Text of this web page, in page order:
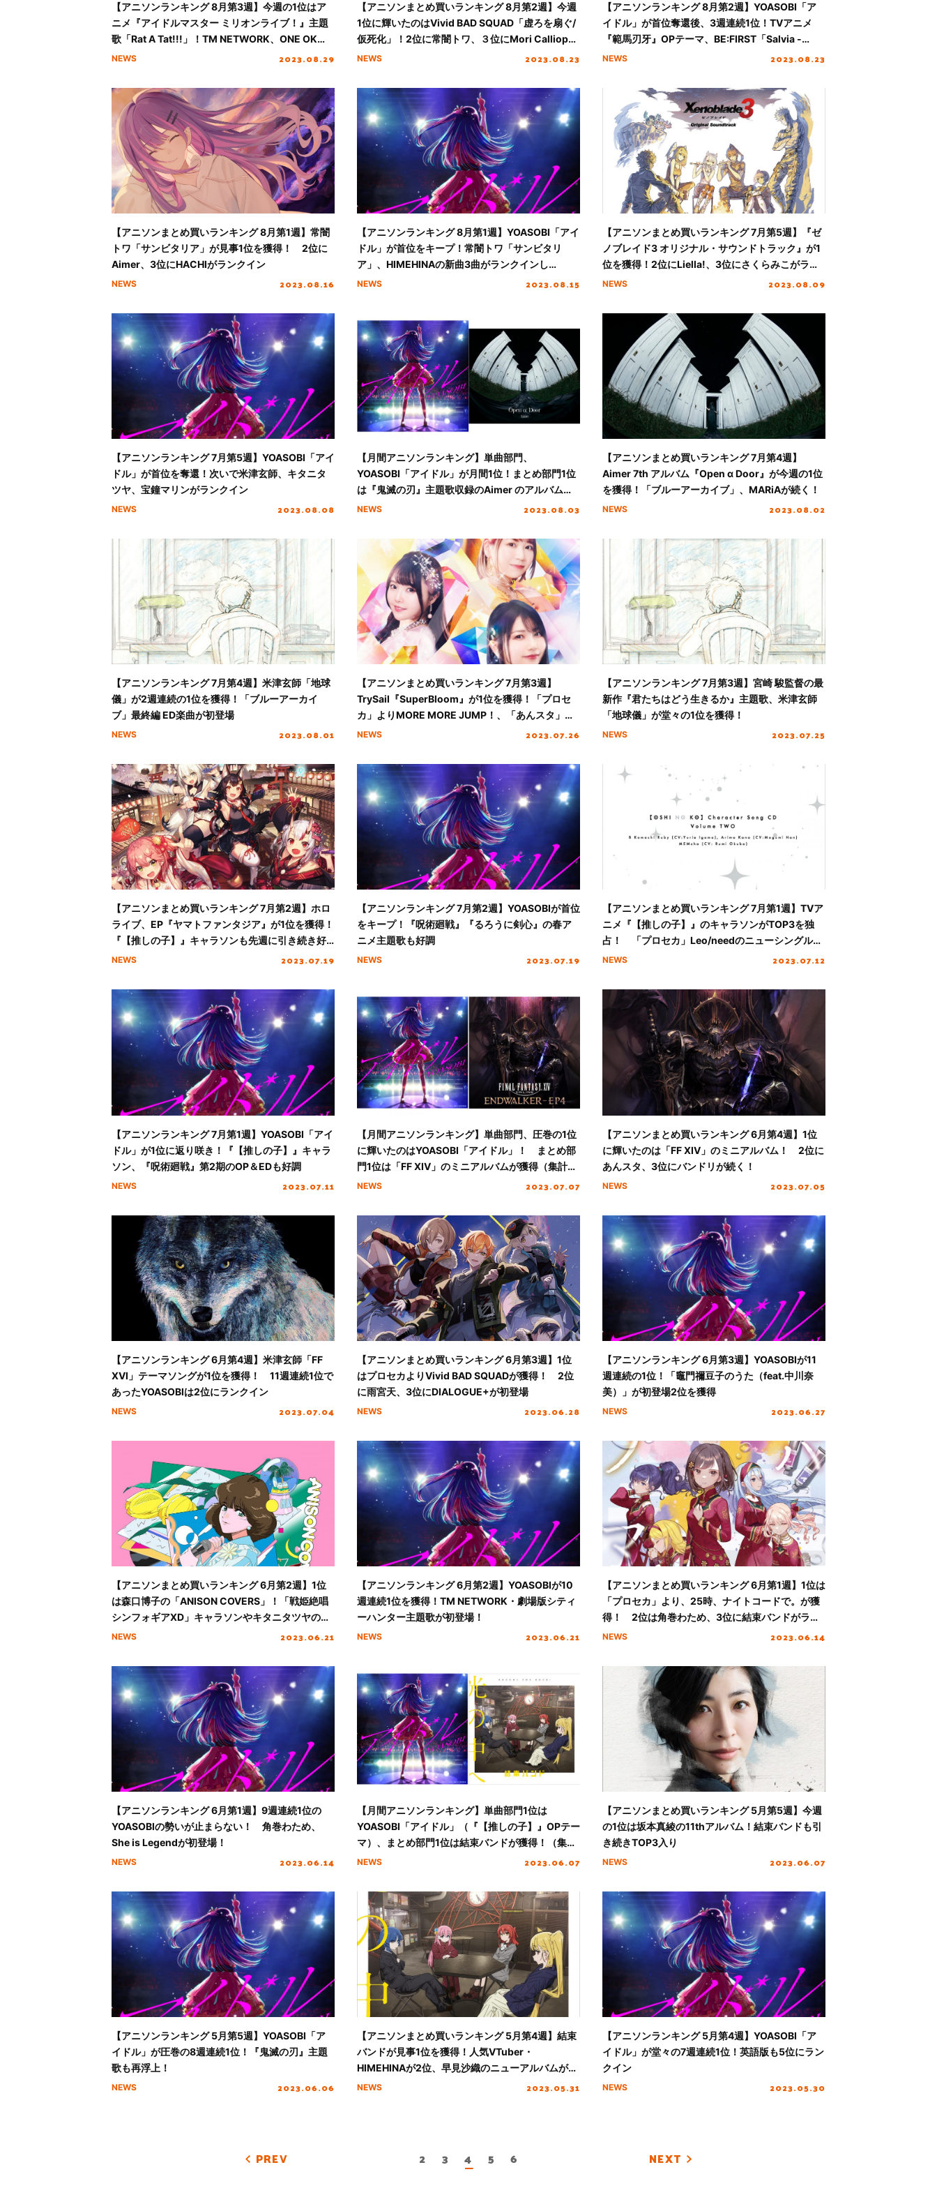
【アニソンランキング 8月第3週】今週の1位はア
ニメ『アイドルマスター ミリオンライブ！』主題
歌「Rat A Tat!!!」！TM NETWORK、ONE OK
ROCKが初登場TOP10入り
NEWS 2023.08.29
【アニソンまとめ買いランキング 8月第2週】今週
1位に輝いたのはVivid BAD SQUAD「虚ろを扇ぐ/
仮死化」！2位に常闇トワ、３位にMori Calliope
がランクイン
NEWS 2023.08.23
【アニソンランキング 8月第2週】YOASOBI「ア
イドル」が首位奪還後、3週連続1位！TVアニメ
『範馬刃牙』OPテーマ、BE:FIRST「Salvia -
Anime Size-」初登場4位を獲得
NEWS 2023.08.23
【アニソンまとめ買いランキング 8月第1週】常闇
トワ「サンビタリア」が見事1位を獲得！ 2位に
Aimer、3位にHACHIがランクイン
NEWS 2023.08.16
【アニソンランキング 8月第1週】YOASOBI「アイ
ドル」が首位をキープ！常闇トワ「サンビタリ
ア」、HIMEHINAの新曲3曲がランクインし
VTuber楽曲が好調の週に
NEWS 2023.08.15
【アニソンまとめ買いランキング 7月第5週】『ゼ
ノブレイド3 オリジナル・サウンドトラック』が1
位を獲得！2位にLiella!、3位にさくらみこがラン
クイン
NEWS 2023.08.09
【アニソンランキング 7月第5週】YOASOBI「アイ
ドル」が首位を奪還！次いで米津玄師、キタニタ
ツヤ、宝鐘マリンがランクイン
NEWS 2023.08.08
【月間アニソンランキング】単曲部門、
YOASOBI「アイドル」が月間1位！まとめ部門1位
は『鬼滅の刃』主題歌収録のAimer のアルバムが
獲得（集計期間：7/1～7/31）
NEWS 2023.08.03
【アニソンまとめ買いランキング 7月第4週】
Aimer 7th アルバム『Open α Door』が今週の1位
を獲得！「ブルーアーカイブ」、MARiAが続く！
NEWS 2023.08.02
【アニソンランキング 7月第4週】米津玄師「地球
儀」が2週連続の1位を獲得！「ブルーアーカイ
ブ」最終編 ED楽曲が初登場
NEWS 2023.08.01
【アニソンまとめ買いランキング 7月第3週】
TrySail『SuperBloom』が1位を獲得！「プロセ
カ」よりMORE MORE JUMP！、「あんスタ」が
TOP3入り
NEWS 2023.07.26
【アニソンランキング 7月第3週】宮崎 駿監督の最
新作『君たちはどう生きるか』主題歌、米津玄師
「地球儀」が堂々の1位を獲得！
NEWS 2023.07.25
【アニソンまとめ買いランキング 7月第2週】ホロ
ライブ、EP『ヤマトファンタジア』が1位を獲得！
『【推しの子】』キャラソンも先週に引き続き好
調
NEWS 2023.07.19
【アニソンランキング 7月第2週】YOASOBIが首位
をキープ！『呪術廻戦』『るろうに剣心』の春ア
ニメ主題歌も好調
NEWS 2023.07.19
【アニソンまとめ買いランキング 7月第1週】TVア
ニメ『【推しの子】』のキャラソンがTOP3を独
占！ 「プロセカ」Leo/needのニューシングルが
後に続く！
NEWS 2023.07.12
【アニソンランキング 7月第1週】YOASOBI「アイ
ドル」が1位に返り咲き！『【推しの子】』キャラ
ソン、『呪術廻戦』第2期のOP＆EDも好調
NEWS 2023.07.11
【月間アニソンランキング】単曲部門、圧巻の1位
に輝いたのはYOASOBI「アイドル」！ まとめ部
門1位は「FF XIV」のミニアルバムが獲得（集計期
間：6/1～6/30）
NEWS 2023.07.07
【アニソンまとめ買いランキング 6月第4週】1位
に輝いたのは「FF XIV」のミニアルバム！ 2位に
あんスタ、3位にバンドリが続く！
NEWS 2023.07.05
【アニソンランキング 6月第4週】米津玄師「FF
XVI」テーマソングが1位を獲得！ 11週連続1位で
あったYOASOBIは2位にランクイン
NEWS 2023.07.04
【アニソンまとめ買いランキング 6月第3週】1位
はプロセカよりVivid BAD SQUADが獲得！ 2位
に雨宮天、3位にDIALOGUE+が初登場
NEWS 2023.06.28
【アニソンランキング 6月第3週】YOASOBIが11
週連続の1位！「竈門禰豆子のうた（feat.中川奈
美）」が初登場2位を獲得
NEWS 2023.06.27
【アニソンまとめ買いランキング 6月第2週】1位
は森口博子の「ANISON COVERS」！「戦姫絶唱
シンフォギアXD」キャラソンやキタニタツヤのニ
ューアルバムが初登場！
NEWS 2023.06.21
【アニソンランキング 6月第2週】YOASOBIが10
週連続1位を獲得！TM NETWORK・劇場版シティ
ーハンター主題歌が初登場！
NEWS 2023.06.21
【アニソンまとめ買いランキング 6月第1週】1位は
「プロセカ」より、25時、ナイトコードで。が獲
得！ 2位は角巻わため、3位に結束バンドがラン
クイン
NEWS 2023.06.14
【アニソンランキング 6月第1週】9週連続1位の
YOASOBIの勢いが止まらない！ 角巻わため、
She is Legendが初登場！
NEWS 2023.06.14
【月間アニソンランキング】単曲部門1位は
YOASOBI「アイドル」（『【推しの子】』OPテー
マ）、まとめ部門1位は結束バンドが獲得！（集計
期間：5/1～5/31）
NEWS 2023.06.07
【アニソンまとめ買いランキング 5月第5週】今週
の1位は坂本真綾の11thアルバム！結束バンドも引
き続きTOP3入り
NEWS 2023.06.07
【アニソンランキング 5月第5週】YOASOBI「ア
イドル」が圧巻の8週連続1位！『鬼滅の刃』主題
歌も再浮上！
NEWS 2023.06.06
【アニソンまとめ買いランキング 5月第4週】結束
バンドが見事1位を獲得！人気VTuber・
HIMEHINAが2位、早見沙織のニューアルバムが3
位にランクイン
NEWS 2023.05.31
【アニソンランキング 5月第4週】YOASOBI「ア
イドル」が堂々の7週連続1位！英語版も5位にラン
クイン
NEWS 2023.05.30
PREV 2 3 4 5 6 NEXT